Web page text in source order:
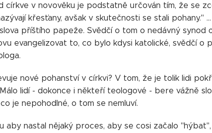
církve v novověku je podstatně určován tím, že se
křesťany, avšak v skutečnosti se stali pohany."
příštího papeže. Svědčí o tom o nedávný synod
evangelizovat to, co bylo kdysi katolické, svědčí o
nové pohanství v církvi? V tom, že je tolik lidi
lidí - dokonce i někteří teologové - bere vážně
je nepohodlné, o tom se nemluví.
aby nastal nějaký proces, aby se cosi začalo